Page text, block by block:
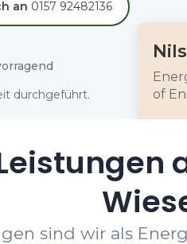
an 0157 92482136
durchgeführt.
of
sind wir als